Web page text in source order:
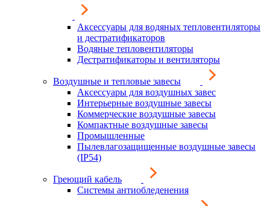
Аксессуары для водяных тепловентиляторы
и дестратификаторов
Водяные тепловентиляторы
Дестратификаторы и вентиляторы
Воздушные и тепловые завесы
Аксессуары для воздушных завес
Интерьерные воздушные завесы
Коммерческие воздушные завесы
Компактные воздушные завесы
Промышленные
Пылевлагозащищенные воздушные завесы
(IP54)
Греющий кабель
Системы антиобледенения